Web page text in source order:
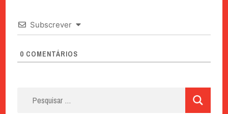
Subscrever
0 COMENTÁRIOS